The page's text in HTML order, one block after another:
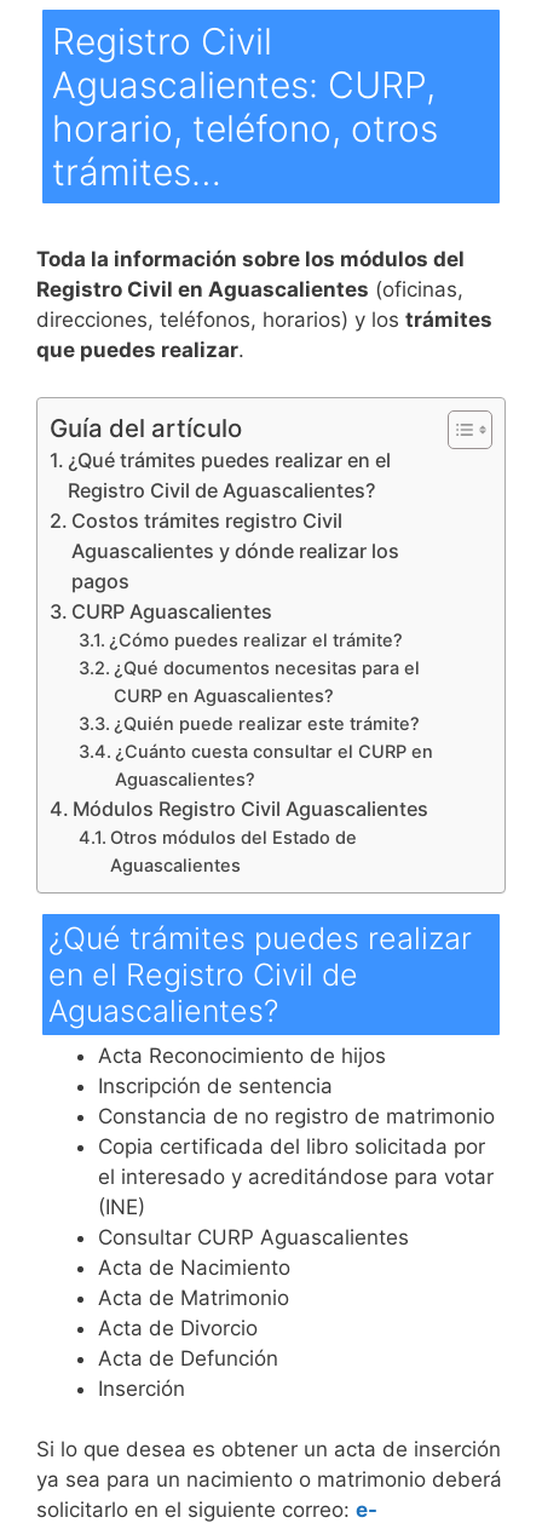
Registro Civil
Aguascalientes: CURP,
horario, teléfono, otros
trámites…
Toda la información sobre los módulos del
Registro Civil en Aguascalientes (oficinas,
direcciones, teléfonos, horarios) y los trámites
que puedes realizar.
Guía del artículo
¿Qué trámites puedes realizar en el
Registro Civil de Aguascalientes?
Costos trámites registro Civil
Aguascalientes y dónde realizar los
pagos
CURP Aguascalientes
¿Cómo puedes realizar el trámite?
¿Qué documentos necesitas para el
CURP en Aguascalientes?
¿Quién puede realizar este trámite?
¿Cuánto cuesta consultar el CURP en
Aguascalientes?
Módulos Registro Civil Aguascalientes
Otros módulos del Estado de
Aguascalientes
¿Qué trámites puedes realizar
en el Registro Civil de
Aguascalientes?
Acta Reconocimiento de hijos
Inscripción de sentencia
Constancia de no registro de matrimonio
Copia certificada del libro solicitada por
el interesado y acreditándose para votar
(INE)
Consultar CURP Aguascalientes
Acta de Nacimiento
Acta de Matrimonio
Acta de Divorcio
Acta de Defunción
Inserción
Si lo que desea es obtener un acta de inserción
ya sea para un nacimiento o matrimonio deberá
solicitarlo en el siguiente correo: e-